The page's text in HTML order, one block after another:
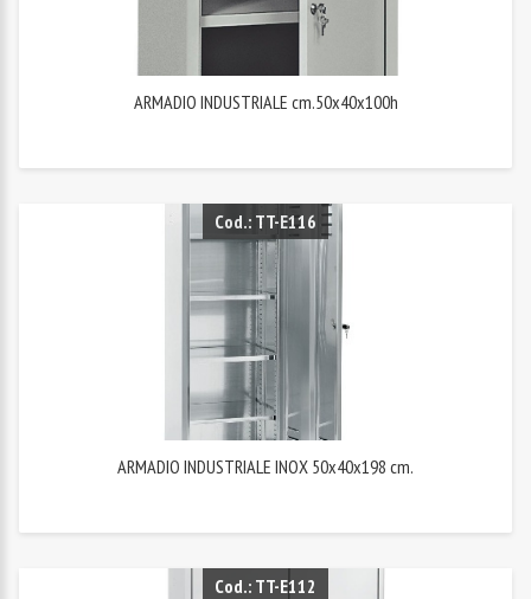
ARMADIO INDUSTRIALE cm.50x40x100h
Cod.: TT-E116
ARMADIO INDUSTRIALE INOX 50x40x198 cm.
Cod.: TT-E112